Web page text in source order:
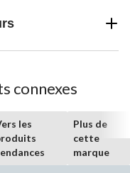
connexes
les
Plus de
cette
marque